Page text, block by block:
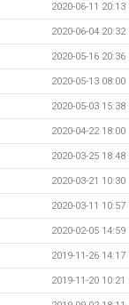
2020-06-11 20:13
2020-06-04 20:32
2020-05-16 20:36
2020-05-13 08:00
2020-05-03 15:38
2020-04-22 18:00
2020-03-25 18:48
2020-03-21 10:30
2020-03-11 10:57
2020-02-05 14:59
2019-11-26 14:17
2019-11-20 10:21